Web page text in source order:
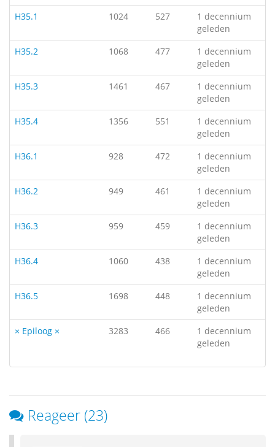
H35.1
1024 527
1 decennium
geleden
H35.2
1068 477
1 decennium
geleden
H35.3
1461 467
1 decennium
geleden
H35.4
1356 551
1 decennium
geleden
H36.1
928 472
1 decennium
geleden
H36.2
949 461
1 decennium
geleden
H36.3
959 459
1 decennium
geleden
H36.4
1060 438
1 decennium
geleden
H36.5
1698 448
1 decennium
geleden
× Epiloog ×
3283 466
1 decennium
geleden
Reageer (23)